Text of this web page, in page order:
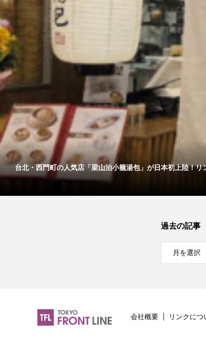
台北・西門町の人気店「梁山泊小籠湯包」が日本初上陸！リ
過去の記事
会社概要 リンクにつ